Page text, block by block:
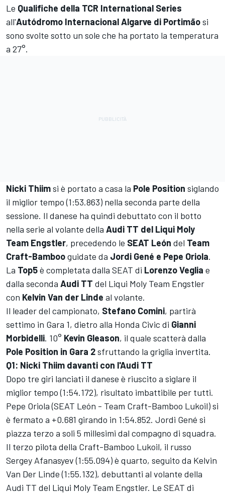
Le Qualifiche della TCR International Series
all'Autódromo Internacional Algarve di Portimãosi
sono svolte sotto un sole che ha portato la temperatura
a 27°.
Nicki Thiimsi è portato a casa la Pole Position siglando
il miglior tempo (1:53.863) nella seconda parte della
sessione. Il danese ha quindi debuttato con il botto
nella serie al volante della Audi TT del Liqui Moly
Team Engstler, precedendo le SEAT León del Team
Craft-Bambooguidate da Jordi Gené e Pepe Oriola.
La Top5è completata dalla SEAT di Lorenzo Veglia e
dalla seconda Audi TT del Liqui Moly Team Engstler
con Kelvin Van der Linde al volante.
Il leader del campionato, Stefano Comini, partirà
settimo in Gara 1, dietro alla Honda Civic di Gianni
Morbidelli. 10° Kevin Gleason, il quale scatterà dalla
Pole Position in Gara 2sfruttando la griglia invertita.
Q1: Nicki Thiim davanti con l'Audi TT
Dopo tre giri lanciati il danese è riuscito a siglare il
miglior tempo (1:54.172), risultato imbattibile per tutti.
Pepe Oriola (SEAT León - Team Craft-Bamboo Lukoil) si
è fermato a +0.681 girando in 1:54.852. Jordi Gené si
piazza terzo a soli 5 millesimi dal compagno di squadra.
Il terzo pilota della Craft-Bamboo Lukoil, il russo
Sergey Afanasyev (1:55.094) è quarto, seguito da Kelvin
Van Der Linde (1:55.132), debuttanti al volante della
Audi TT del Liqui Moly Team Engstler. Le SEAT di